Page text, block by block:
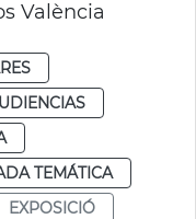
València
TEMÁTICA
EXPOSICIÓ